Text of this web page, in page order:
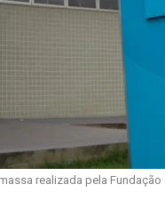
realizada pela Fundação